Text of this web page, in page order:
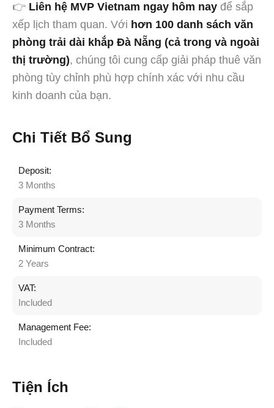
👉 Liên hệ MVP Vietnam ngay hôm nay để sắp
xếp lịch tham quan. Với hơn 100 danh sách văn
phòng trải dài khắp Đà Nẵng (cả trong và ngoài
thị trường), chúng tôi cung cấp giải pháp thuê văn
phòng tùy chỉnh phù hợp chính xác với nhu cầu
kinh doanh của bạn.
Chi Tiết Bổ Sung
Deposit:
3 Months
Payment Terms:
3 Months
Minimum Contract:
2 Years
VAT:
Included
Management Fee:
Included
Tiện Ích